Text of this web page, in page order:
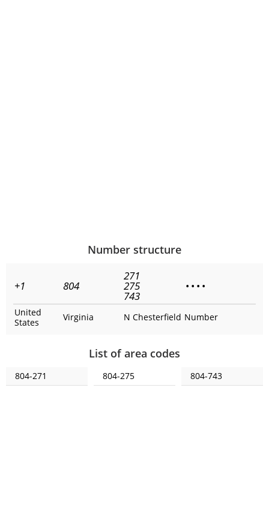
Number structure
+1 804
271
275
743
• • • •
United
States
Virginia N Chesterfield Number
List of area codes
804-271 804-275 804-743